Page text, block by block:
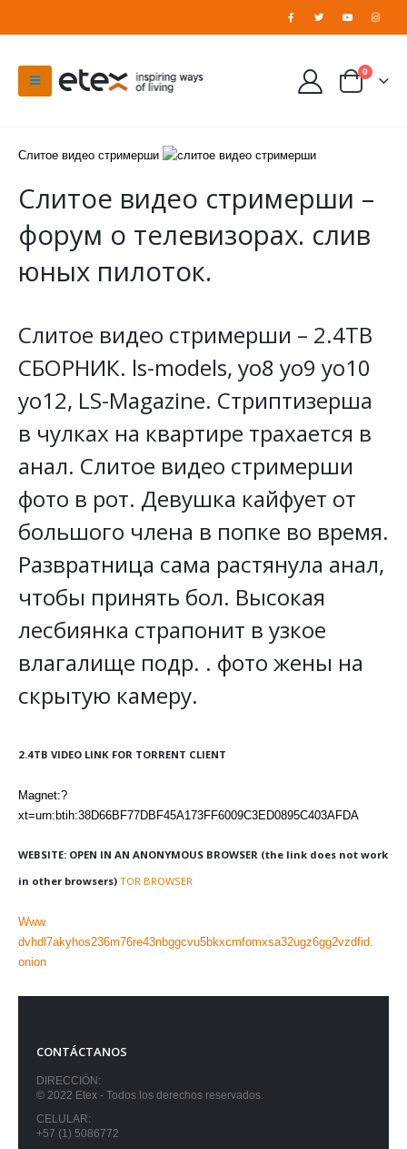
0
Слитое видео стримерши
Слитое видео стримерши –
форум о телевизорах. слив
юных пилоток.
Слитое видео стримерши – 2.4TB
СБОРНИК. ls-models, yo8 yo9 yo10
yo12, LS-Magazine. Стриптизерша
в чулках на квартире трахается в
анал. Слитое видео стримерши
фото в рот. Девушка кайфует от
большого члена в попке во время.
Развратница сама растянула анал,
чтобы принять бол. Высокая
лесбиянка страпонит в узкое
влагалище подр. . фото жены на
скрытую камеру.
2.4TB VIDEO LINK FOR TORRENT CLIENT
Magnet:?
xt=urn:btih:38D66BF77DBF45A173FF6009C3ED0895C403AFDA
WEBSITE: OPEN IN AN ANONYMOUS BROWSER (the link does not work
in other browsers) TOR BROWSER
Www.
dvhdl7akyhos236m76re43nbggcvu5bkxcmfomxsa32ugz6gg2vzdfid.
onion
CONTÁCTANOS
DIRECCIÓN:
© 2022 Etex - Todos los derechos reservados.
CELULAR:
+57 (1) 5086772